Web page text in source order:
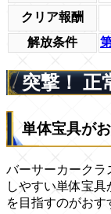
クリア報酬
解放条件
突撃！ 正
単体宝具が
バーサーカークラ
しやすい単体宝
を目指すのがおす